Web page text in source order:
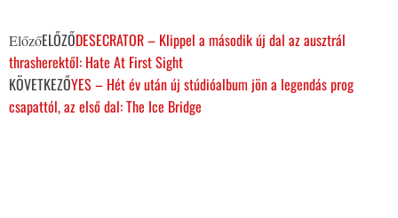
ElőzőELŐZŐDESECRATOR – Klippel a második új dal az ausztrál
thrasherektől: Hate At First Sight
KÖVETKEZŐYES – Hét év után új stúdióalbum jön a legendás prog
csapattól, az első dal: The Ice Bridge